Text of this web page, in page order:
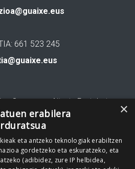
661 523 245
Commons Aitortu Partekatu
garatua
×
erabilera
eta antzeko teknologiak erabiltzen
gordetzeko eta eskuratzeko, eta
(adibidez, zure IP helbidea,